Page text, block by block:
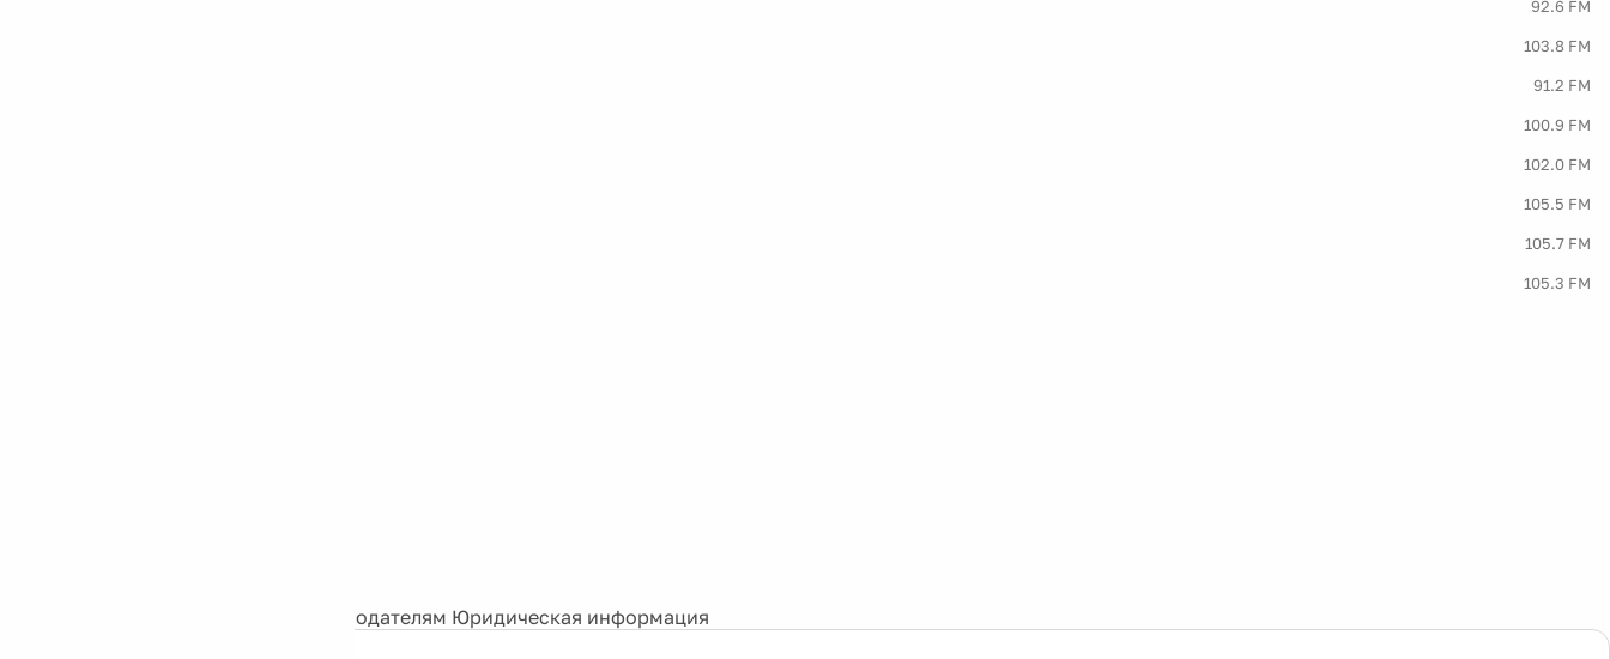
92.6 FM
103.8 FM
91.2 FM
100.9 FM
102.0 FM
105.5 FM
105.7 FM
105.3 FM
Рекламодателям Юридическая информация